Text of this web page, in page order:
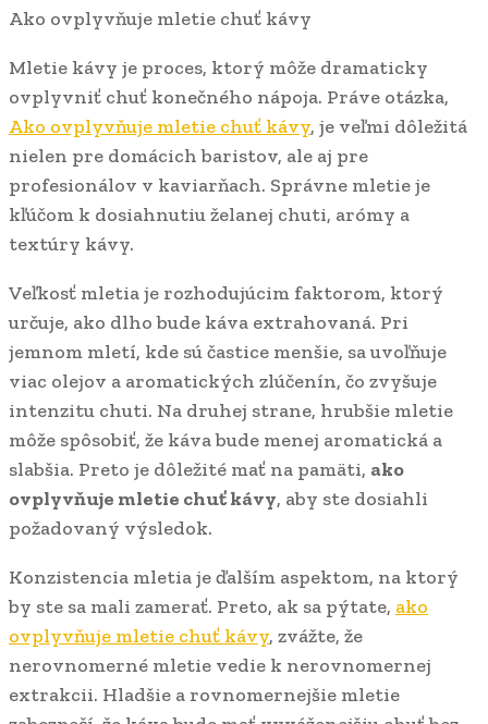
Ako ovplyvňuje mletie chuť kávy
Mletie kávy je proces, ktorý môže dramaticky
ovplyvniť chuť konečného nápoja. Práve otázka,
Ako ovplyvňuje mletie chuť kávy, je veľmi dôležitá
nielen pre domácich baristov, ale aj pre
profesionálov v kaviarňach. Správne mletie je
kľúčom k dosiahnutiu želanej chuti, arómy a
textúry kávy.
Veľkosť mletia je rozhodujúcim faktorom, ktorý
určuje, ako dlho bude káva extrahovaná. Pri
jemnom mletí, kde sú častice menšie, sa uvoľňuje
viac olejov a aromatických zlúčenín, čo zvyšuje
intenzitu chuti. Na druhej strane, hrubšie mletie
môže spôsobiť, že káva bude menej aromatická a
slabšia. Preto je dôležité mať na pamäti, ako
ovplyvňuje mletie chuť kávy, aby ste dosiahli
požadovaný výsledok.
Konzistencia mletia je ďalším aspektom, na ktorý
by ste sa mali zamerať. Preto, ak sa pýtate, ako
ovplyvňuje mletie chuť kávy, zvážte, že
nerovnomerné mletie vedie k nerovnomernej
extrakcii. Hladšie a rovnomernejšie mletie